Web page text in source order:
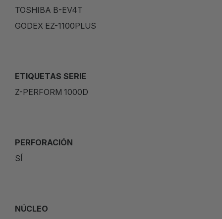
TOSHIBA B-EV4T
GODEX EZ-1100PLUS
ETIQUETAS SERIE
Z-PERFORM 1000D
PERFORACIÓN
SÍ
NÚCLEO